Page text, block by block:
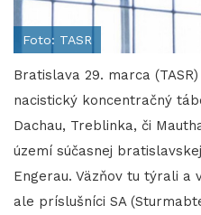
Foto: TASR
Bratislava 29. marca
nacistický koncentračný
Dachau, Treblinka, či
území súčasnej
Engerau. Väzňov tu týrali a
ale príslušníci SA